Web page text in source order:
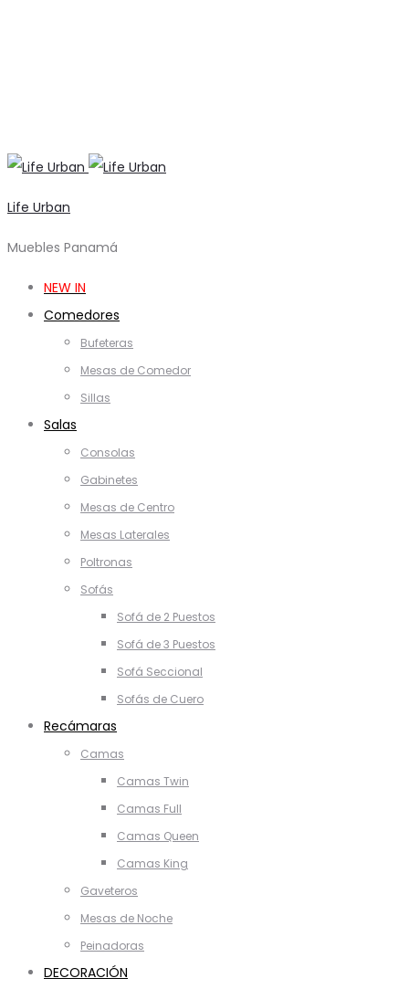
Life Urban
Muebles Panamá
NEW IN
Comedores
Bufeteras
Mesas de Comedor
Sillas
Salas
Consolas
Gabinetes
Mesas de Centro
Mesas Laterales
Poltronas
Sofás
Sofá de 2 Puestos
Sofá de 3 Puestos
Sofá Seccional
Sofás de Cuero
Recámaras
Camas
Camas Twin
Camas Full
Camas Queen
Camas King
Gaveteros
Mesas de Noche
Peinadoras
DECORACIÓN